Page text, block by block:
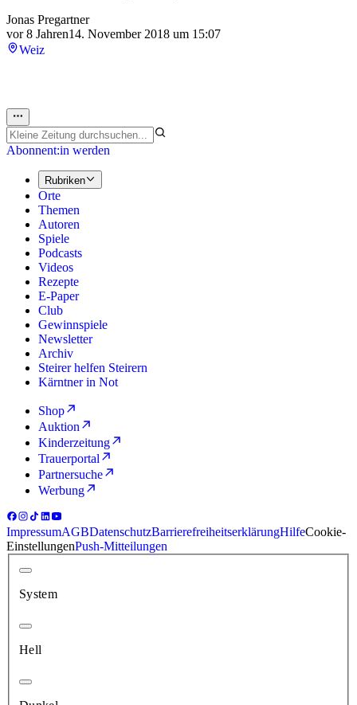
Jonas Pregartner
vor 8 Jahren14. November 2018 um 15:07
Weiz
Abonnent:in werden
Rubriken
Orte
Themen
Autoren
Spiele
Podcasts
Videos
Rezepte
E-Paper
Club
Gewinnspiele
Newsletter
Archiv
Steirer helfen Steirern
Kärntner in Not
Shop
Auktion
Kinderzeitung
Trauerportal
Partnersuche
Werbung
ImpressumAGBDatenschutzBarrierefreiheitserklärungHilfeCookie-
EinstellungenPush-Mitteilungen
System
Hell